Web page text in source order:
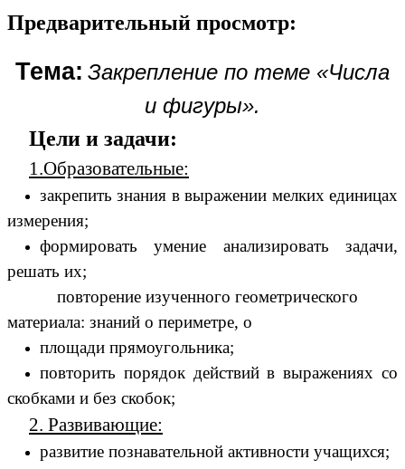
Предварительный просмотр:
Тема: Закрепление по теме «Числа
и фигуры».
Цели и задачи:
1.Образовательные:
закрепить знания в выражении мелких единицах
измерения;
формировать умение анализировать задачи,
решать их;
повторение изученного геометрического
материала: знаний о периметре, о
площади прямоугольника;
повторить порядок действий в выражениях со
скобками и без скобок;
2. Развивающие:
развитие познавательной активности учащихся;